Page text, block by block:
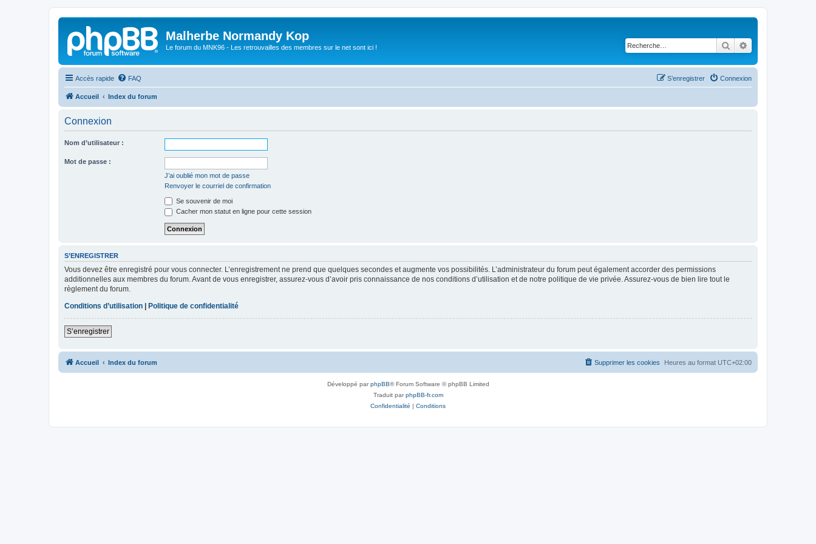
Malherbe Normandy Kop
Le forum du MNK96 - Les retrouvailles des membres sur le net sont ici ! Rechercher
Accès rapide FAQ Connexion
S’enregistrer
Accueil Index du forum
Connexion
Nom d’utilisateur :
Mot de passe :
J’ai oublié mon mot de passe
Renvoyer le courriel de confirmation
Se souvenir de moi
Cacher mon statut en ligne pour cette session
S’ENREGISTRER
Vous devez être enregistré pour vous connecter. L’enregistrement ne prend que quelques secondes et augmente vos possibilités. L’administrateur du forum peut également accorder des permissions
additionnelles aux membres du forum. Avant de vous enregistrer, assurez-vous d’avoir pris connaissance de nos conditions d’utilisation et de notre politique de vie privée. Assurez-vous de bien lire tout le
règlement du forum.
Conditions d’utilisation
Politique de confidentialité
S’enregistrer
Accueil Index du forum Heures au format UTC+02:00
Supprimer les cookies
Développé parphpBB® Forum Software © phpBB Limited
Traduit parphpBB-fr.com
Confidentialité | Conditions